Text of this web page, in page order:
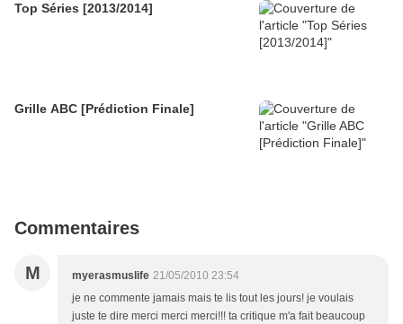
Top Séries [2013/2014]
Grille ABC [Prédiction Finale]
Commentaires
M myerasmuslife 21/05/2010 23:54
je ne commente jamais mais te lis tout les jours! je voulais
juste te dire merci merci merci!!! ta critique m'a fait beaucoup